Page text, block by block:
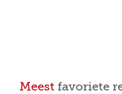
Meest favoriete